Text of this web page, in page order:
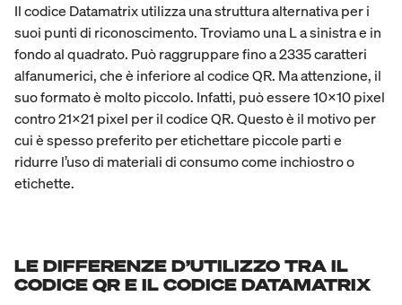
Il codice Datamatrix utilizza una struttura alternativa per i
suoi punti di riconoscimento. Troviamo una L a sinistra e in
fondo al quadrato. Può raggruppare fino a 2335 caratteri
alfanumerici, che è inferiore al codice QR. Ma attenzione, il
suo formato è molto piccolo. Infatti, può essere 10×10 pixel
contro 21×21 pixel per il codice QR. Questo è il motivo per
cui è spesso preferito per etichettare piccole parti e
ridurre l’uso di materiali di consumo come inchiostro o
etichette.
LE DIFFERENZE D’UTILIZZO TRA IL
CODICE QR E IL CODICE DATAMATRIX